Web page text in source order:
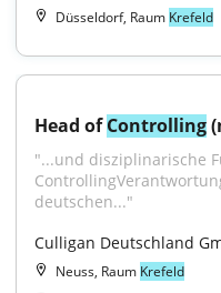
Düsseldorf, Raum Krefeld
Head of Controlling
"...und disziplinarische
deutschen..."
Culligan Deutschland
Neuss, Raum Krefeld